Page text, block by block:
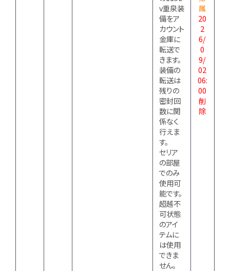
v重泉装
備をア
カウント
金庫に
転送で
きます。
装備の
転送は
残りの
密封回
数に関
係なく
行えま
す。
セリア
の部屋
でのみ
使用可
能です。
超越不
可状態
のアイ
テムに
は使用
できま
せん。
属
20
2
6/
0
9/
02
06:
00
削
除